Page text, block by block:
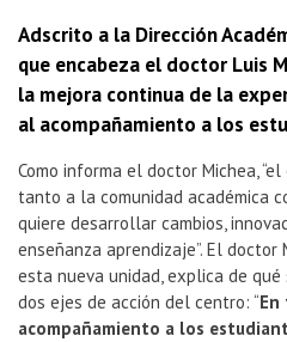
Adscrito a la Dirección
que encabeza el doctor Luis
la mejora continua de la
al acompañamiento a los
Como informa el doctor Michea,
tanto a la comunidad académica
quiere desarrollar cambios,
enseñanza aprendizaje”. El doctor
esta nueva unidad, explica de
dos ejes de acción del centro: “
acompañamiento a los